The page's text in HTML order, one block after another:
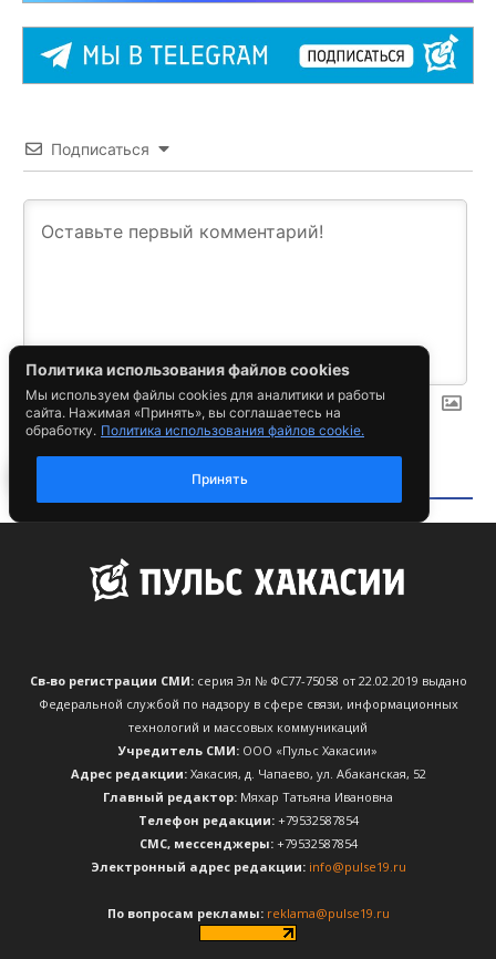
Св-во регистрации СМИ:серия Эл № ФС77-75058 от 22.02.2019 выдано
Федеральной службой по надзору в сфере связи, информационных
технологий и массовых коммуникаций
Учредитель СМИ: ООО «Пульс Хакасии»
Адрес редакции:Хакасия, д. Чапаево, ул. Абаканская, 52
Главный редактор: Мяхар Татьяна Ивановна
Телефон редакции:+79532587854
CМС, мессенджеры:+79532587854
Электронный адрес редакции: info@pulse19.ru
По вопросам рекламы: reklama@pulse19.ru